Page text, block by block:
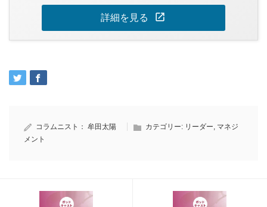
詳細を見る open_in_new
コラムニスト： 牟田太陽 カテゴリー: リーダー マネジ
メント